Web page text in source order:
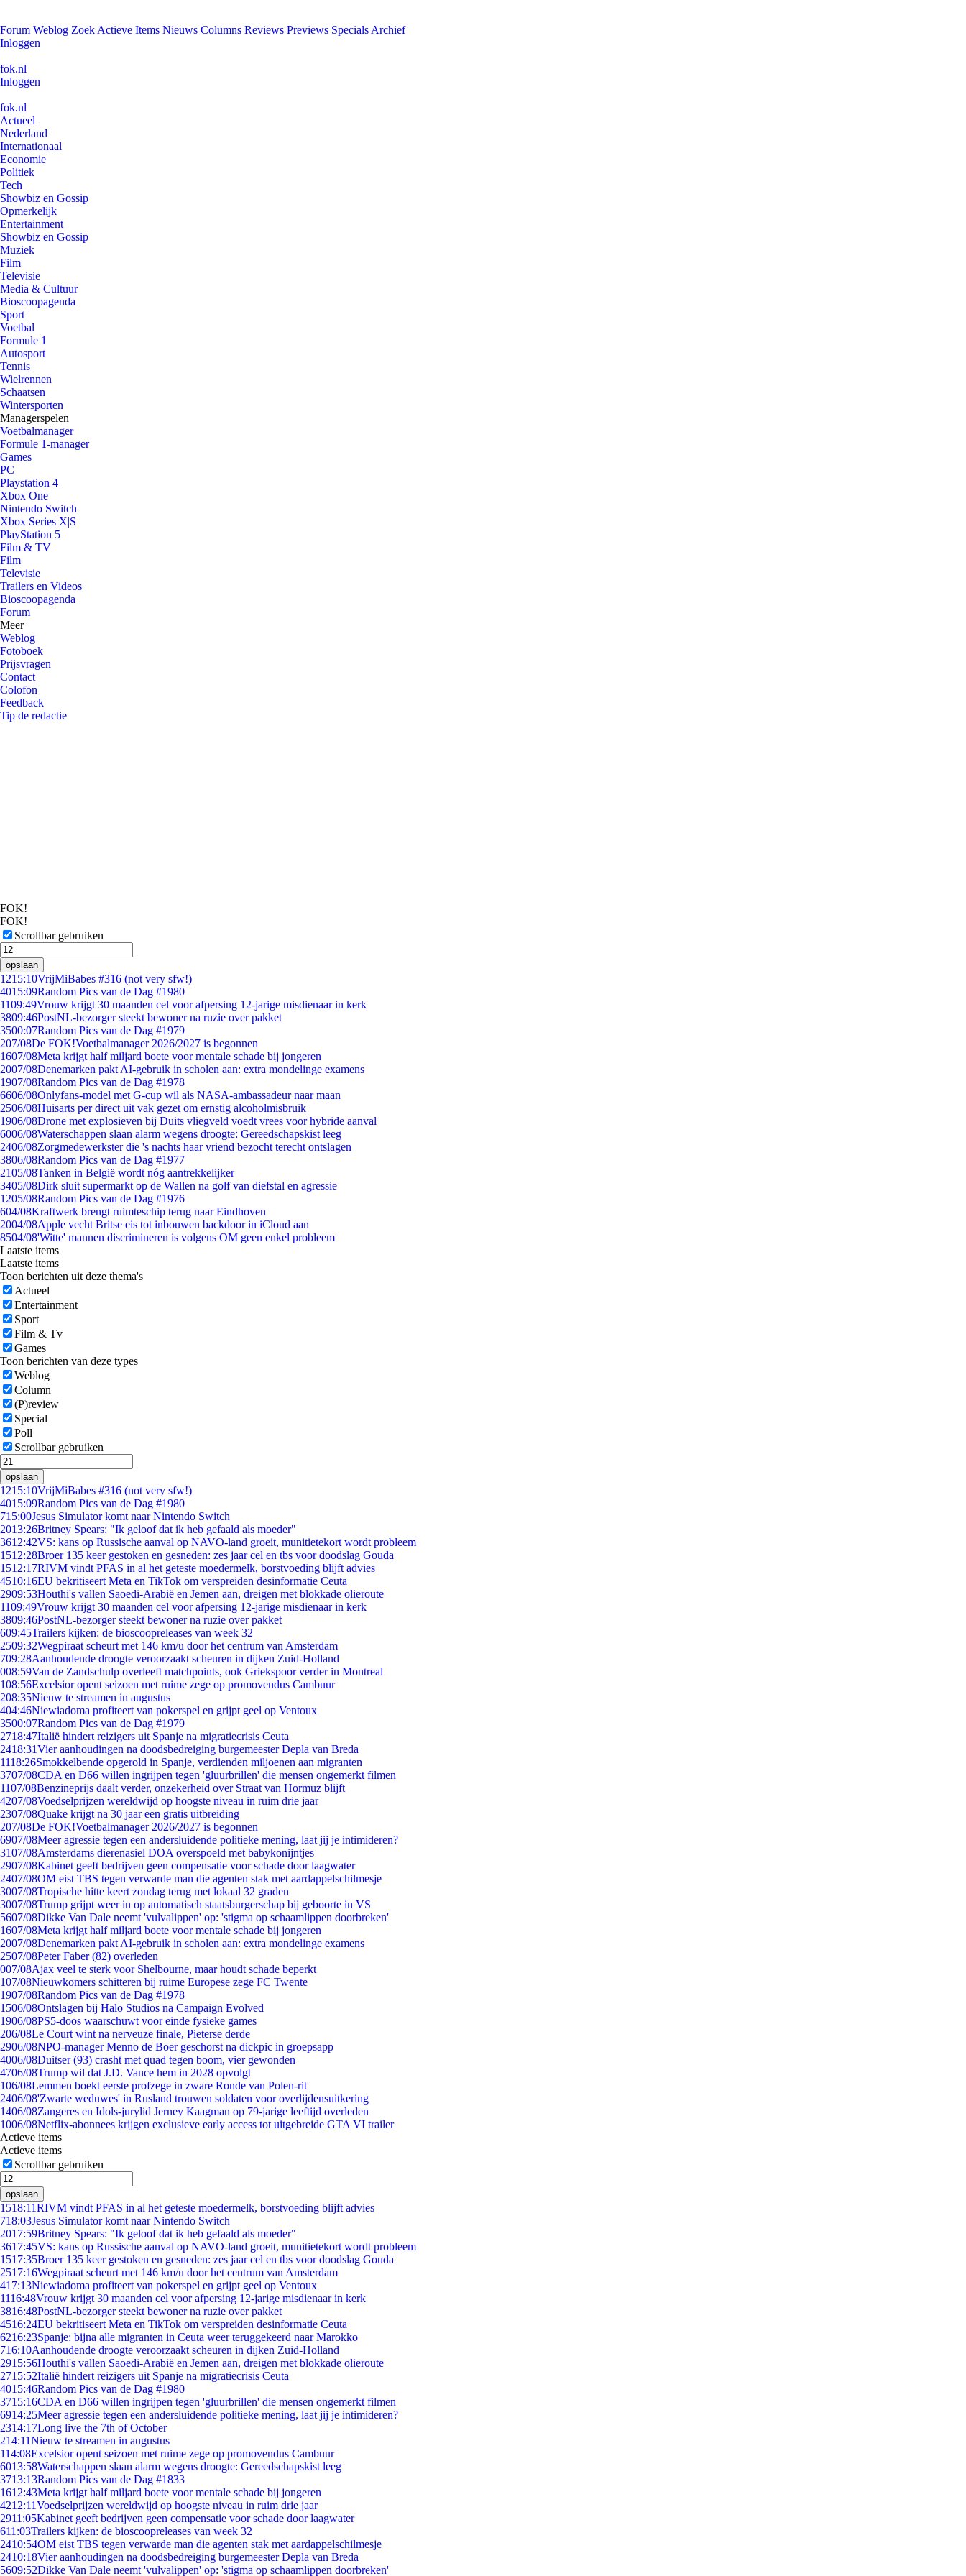
Forum Weblog Zoek Actieve Items Nieuws Columns Reviews Previews Specials Archief
Inloggen
fok.nl
Inloggen
fok.nl
Actueel
Nederland
Internationaal
Economie
Politiek
Tech
Showbiz en Gossip
Opmerkelijk
Entertainment
Showbiz en Gossip
Muziek
Film
Televisie
Media & Cultuur
Bioscoopagenda
Sport
Voetbal
Formule 1
Autosport
Tennis
Wielrennen
Schaatsen
Wintersporten
Managerspelen
Voetbalmanager
Formule 1-manager
Games
PC
Playstation 4
Xbox One
Nintendo Switch
Xbox Series X|S
PlayStation 5
Film & TV
Film
Televisie
Trailers en Videos
Bioscoopagenda
Forum
Meer
Weblog
Fotoboek
Prijsvragen
Contact
Colofon
Feedback
Tip de redactie
FOK!
FOK!
Scrollbar gebruiken
opslaan
1215:10VrijMiBabes #316 (not very sfw!)
4015:09Random Pics van de Dag #1980
1109:49Vrouw krijgt 30 maanden cel voor afpersing 12-jarige misdienaar in kerk
3809:46PostNL-bezorger steekt bewoner na ruzie over pakket
3500:07Random Pics van de Dag #1979
207/08De FOK!Voetbalmanager 2026/2027 is begonnen
1607/08Meta krijgt half miljard boete voor mentale schade bij jongeren
2007/08Denemarken pakt AI-gebruik in scholen aan: extra mondelinge examens
1907/08Random Pics van de Dag #1978
6606/08Onlyfans-model met G-cup wil als NASA-ambassadeur naar maan
2506/08Huisarts per direct uit vak gezet om ernstig alcoholmisbruik
1906/08Drone met explosieven bij Duits vliegveld voedt vrees voor hybride aanval
6006/08Waterschappen slaan alarm wegens droogte: Gereedschapskist leeg
2406/08Zorgmedewerkster die 's nachts haar vriend bezocht terecht ontslagen
3806/08Random Pics van de Dag #1977
2105/08Tanken in België wordt nóg aantrekkelijker
3405/08Dirk sluit supermarkt op de Wallen na golf van diefstal en agressie
1205/08Random Pics van de Dag #1976
604/08Kraftwerk brengt ruimteschip terug naar Eindhoven
2004/08Apple vecht Britse eis tot inbouwen backdoor in iCloud aan
8504/08'Witte' mannen discrimineren is volgens OM geen enkel probleem
Laatste items
Laatste items
Toon berichten uit deze thema's
Actueel
Entertainment
Sport
Film & Tv
Games
Toon berichten van deze types
Weblog
Column
(P)review
Special
Poll
Scrollbar gebruiken
opslaan
1215:10VrijMiBabes #316 (not very sfw!)
4015:09Random Pics van de Dag #1980
715:00Jesus Simulator komt naar Nintendo Switch
2013:26Britney Spears: "Ik geloof dat ik heb gefaald als moeder"
3612:42VS: kans op Russische aanval op NAVO-land groeit, munitietekort wordt probleem
1512:28Broer 135 keer gestoken en gesneden: zes jaar cel en tbs voor doodslag Gouda
1512:17RIVM vindt PFAS in al het geteste moedermelk, borstvoeding blijft advies
4510:16EU bekritiseert Meta en TikTok om verspreiden desinformatie Ceuta
2909:53Houthi's vallen Saoedi-Arabië en Jemen aan, dreigen met blokkade olieroute
1109:49Vrouw krijgt 30 maanden cel voor afpersing 12-jarige misdienaar in kerk
3809:46PostNL-bezorger steekt bewoner na ruzie over pakket
609:45Trailers kijken: de bioscoopreleases van week 32
2509:32Wegpiraat scheurt met 146 km/u door het centrum van Amsterdam
709:28Aanhoudende droogte veroorzaakt scheuren in dijken Zuid-Holland
008:59Van de Zandschulp overleeft matchpoints, ook Griekspoor verder in Montreal
108:56Excelsior opent seizoen met ruime zege op promovendus Cambuur
208:35Nieuw te streamen in augustus
404:46Niewiadoma profiteert van pokerspel en grijpt geel op Ventoux
3500:07Random Pics van de Dag #1979
2718:47Italië hindert reizigers uit Spanje na migratiecrisis Ceuta
2418:31Vier aanhoudingen na doodsbedreiging burgemeester Depla van Breda
1118:26Smokkelbende opgerold in Spanje, verdienden miljoenen aan migranten
3707/08CDA en D66 willen ingrijpen tegen 'gluurbrillen' die mensen ongemerkt filmen
1107/08Benzineprijs daalt verder, onzekerheid over Straat van Hormuz blijft
4207/08Voedselprijzen wereldwijd op hoogste niveau in ruim drie jaar
2307/08Quake krijgt na 30 jaar een gratis uitbreiding
207/08De FOK!Voetbalmanager 2026/2027 is begonnen
6907/08Meer agressie tegen een andersluidende politieke mening, laat jij je intimideren?
3107/08Amsterdams dierenasiel DOA overspoeld met babykonijntjes
2907/08Kabinet geeft bedrijven geen compensatie voor schade door laagwater
2407/08OM eist TBS tegen verwarde man die agenten stak met aardappelschilmesje
3007/08Tropische hitte keert zondag terug met lokaal 32 graden
3007/08Trump grijpt weer in op automatisch staatsburgerschap bij geboorte in VS
5607/08Dikke Van Dale neemt 'vulvalippen' op: 'stigma op schaamlippen doorbreken'
1607/08Meta krijgt half miljard boete voor mentale schade bij jongeren
2007/08Denemarken pakt AI-gebruik in scholen aan: extra mondelinge examens
2507/08Peter Faber (82) overleden
007/08Ajax veel te sterk voor Shelbourne, maar houdt schade beperkt
107/08Nieuwkomers schitteren bij ruime Europese zege FC Twente
1907/08Random Pics van de Dag #1978
1506/08Ontslagen bij Halo Studios na Campaign Evolved
1906/08PS5-doos waarschuwt voor einde fysieke games
206/08Le Court wint na nerveuze finale, Pieterse derde
2906/08NPO-manager Menno de Boer geschorst na dickpic in groepsapp
4006/08Duitser (93) crasht met quad tegen boom, vier gewonden
4706/08Trump wil dat J.D. Vance hem in 2028 opvolgt
106/08Lemmen boekt eerste profzege in zware Ronde van Polen-rit
2406/08'Zwarte weduwes' in Rusland trouwen soldaten voor overlijdensuitkering
1406/08Zangeres en Idols-jurylid Jerney Kaagman op 79-jarige leeftijd overleden
1006/08Netflix-abonnees krijgen exclusieve early access tot uitgebreide GTA VI trailer
Actieve items
Actieve items
Scrollbar gebruiken
opslaan
1518:11RIVM vindt PFAS in al het geteste moedermelk, borstvoeding blijft advies
718:03Jesus Simulator komt naar Nintendo Switch
2017:59Britney Spears: "Ik geloof dat ik heb gefaald als moeder"
3617:45VS: kans op Russische aanval op NAVO-land groeit, munitietekort wordt probleem
1517:35Broer 135 keer gestoken en gesneden: zes jaar cel en tbs voor doodslag Gouda
2517:16Wegpiraat scheurt met 146 km/u door het centrum van Amsterdam
417:13Niewiadoma profiteert van pokerspel en grijpt geel op Ventoux
1116:48Vrouw krijgt 30 maanden cel voor afpersing 12-jarige misdienaar in kerk
3816:48PostNL-bezorger steekt bewoner na ruzie over pakket
4516:24EU bekritiseert Meta en TikTok om verspreiden desinformatie Ceuta
6216:23Spanje: bijna alle migranten in Ceuta weer teruggekeerd naar Marokko
716:10Aanhoudende droogte veroorzaakt scheuren in dijken Zuid-Holland
2915:56Houthi's vallen Saoedi-Arabië en Jemen aan, dreigen met blokkade olieroute
2715:52Italië hindert reizigers uit Spanje na migratiecrisis Ceuta
4015:46Random Pics van de Dag #1980
3715:16CDA en D66 willen ingrijpen tegen 'gluurbrillen' die mensen ongemerkt filmen
6914:25Meer agressie tegen een andersluidende politieke mening, laat jij je intimideren?
2314:17Long live the 7th of October
214:11Nieuw te streamen in augustus
114:08Excelsior opent seizoen met ruime zege op promovendus Cambuur
6013:58Waterschappen slaan alarm wegens droogte: Gereedschapskist leeg
3713:13Random Pics van de Dag #1833
1612:43Meta krijgt half miljard boete voor mentale schade bij jongeren
4212:11Voedselprijzen wereldwijd op hoogste niveau in ruim drie jaar
2911:05Kabinet geeft bedrijven geen compensatie voor schade door laagwater
611:03Trailers kijken: de bioscoopreleases van week 32
2410:54OM eist TBS tegen verwarde man die agenten stak met aardappelschilmesje
2410:18Vier aanhoudingen na doodsbedreiging burgemeester Depla van Breda
5609:52Dikke Van Dale neemt 'vulvalippen' op: 'stigma op schaamlippen doorbreken'